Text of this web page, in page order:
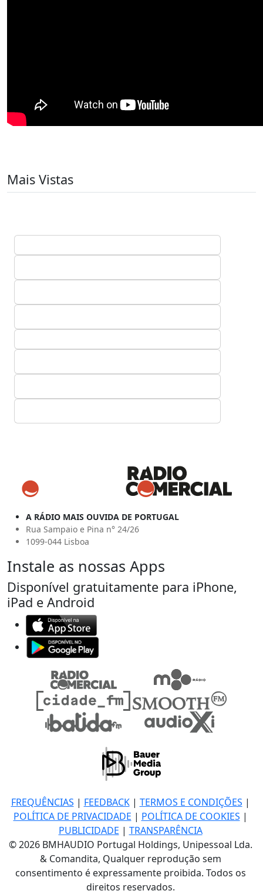
Mais Vistas
A RÁDIO MAIS OUVIDA DE PORTUGAL
Rua Sampaio e Pina n° 24/26
1099-044 Lisboa
Instale as nossas Apps
Disponível gratuitamente para iPhone,
iPad e Android
FREQUÊNCIAS | FEEDBACK| TERMOS E CONDIÇÕES |
POLÍTICA DE PRIVACIDADE | POLÍTICA DE COOKIES |
PUBLICIDADE | TRANSPARÊNCIA
© 2026 BMHAUDIO Portugal Holdings, Unipessoal Lda.
& Comandita, Qualquer reprodução sem
consentimento é expressamente proibida. Todos os
direitos reservados.